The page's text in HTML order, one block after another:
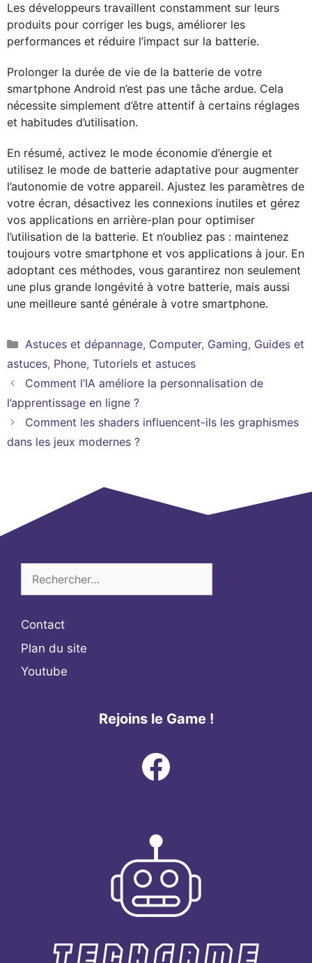
Les développeurs travaillent constamment sur leurs
produits pour corriger les bugs, améliorer les
performances et réduire l’impact sur la batterie.
Prolonger la durée de vie de la batterie de votre
smartphone Android n’est pas une tâche ardue. Cela
nécessite simplement d’être attentif à certains réglages
et habitudes d’utilisation.
En résumé, activez le mode économie d’énergie et
utilisez le mode de batterie adaptative pour augmenter
l’autonomie de votre appareil. Ajustez les paramètres de
votre écran, désactivez les connexions inutiles et gérez
vos applications en arrière-plan pour optimiser
l’utilisation de la batterie. Et n’oubliez pas : maintenez
toujours votre smartphone et vos applications à jour. En
adoptant ces méthodes, vous garantirez non seulement
une plus grande longévité à votre batterie, mais aussi
une meilleure santé générale à votre smartphone.
Catégories
Astuces et dépannage, Computer, Gaming, Guides et
astuces, Phone, Tutoriels et astuces
Comment l’IA améliore la personnalisation de
l’apprentissage en ligne ?
Comment les shaders influencent-ils les graphismes
dans les jeux modernes ?
Contact
Plan du site
Youtube
Rejoins le Game !
Facebook